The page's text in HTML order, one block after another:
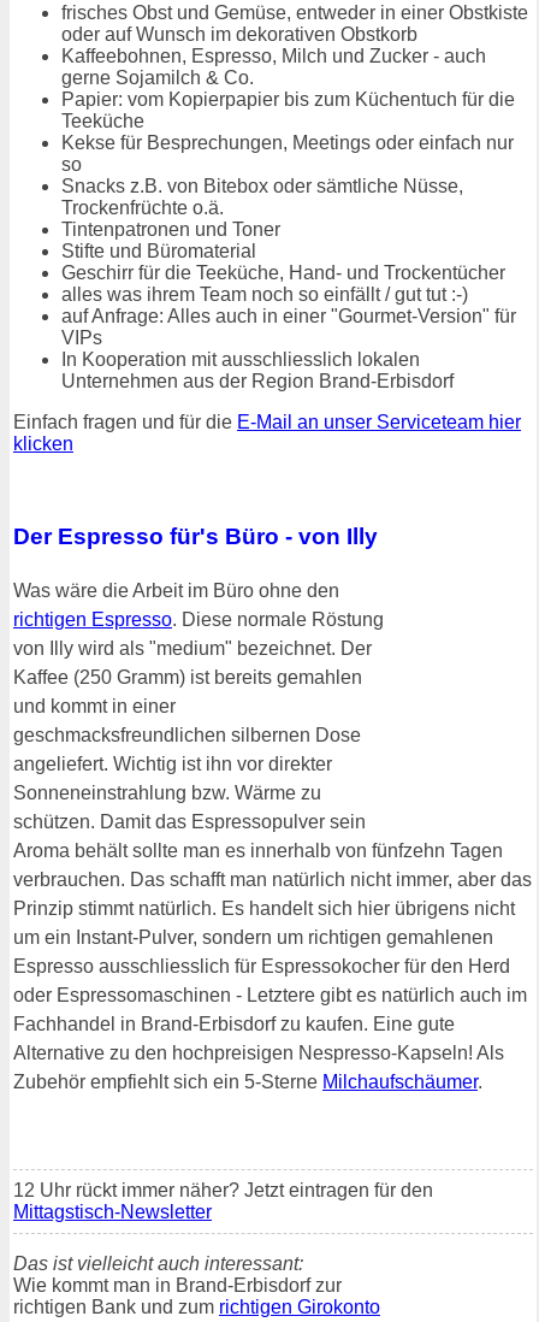
frisches Obst und Gemüse, entweder in einer Obstkiste
oder auf Wunsch im dekorativen Obstkorb
Kaffeebohnen, Espresso, Milch und Zucker - auch
gerne Sojamilch & Co.
Papier: vom Kopierpapier bis zum Küchentuch für die
Teeküche
Kekse für Besprechungen, Meetings oder einfach nur
so
Snacks z.B. von Bitebox oder sämtliche Nüsse,
Trockenfrüchte o.ä.
Tintenpatronen und Toner
Stifte und Büromaterial
Geschirr für die Teeküche, Hand- und Trockentücher
alles was ihrem Team noch so einfällt / gut tut :-)
auf Anfrage: Alles auch in einer "Gourmet-Version" für
VIPs
In Kooperation mit ausschliesslich lokalen
Unternehmen aus der Region Brand-Erbisdorf
Einfach fragen und für die E-Mail an unser Serviceteam hier
klicken
Der Espresso für's Büro - von Illy
Was wäre die Arbeit im Büro ohne den
richtigen Espresso. Diese normale Röstung
von Illy wird als "medium" bezeichnet. Der
Kaffee (250 Gramm) ist bereits gemahlen
und kommt in einer
geschmacksfreundlichen silbernen Dose
angeliefert. Wichtig ist ihn vor direkter
Sonneneinstrahlung bzw. Wärme zu
schützen. Damit das Espressopulver sein
Aroma behält sollte man es innerhalb von fünfzehn Tagen
verbrauchen. Das schafft man natürlich nicht immer, aber das
Prinzip stimmt natürlich. Es handelt sich hier übrigens nicht
um ein Instant-Pulver, sondern um richtigen gemahlenen
Espresso ausschliesslich für Espressokocher für den Herd
oder Espressomaschinen - Letztere gibt es natürlich auch im
Fachhandel in Brand-Erbisdorf zu kaufen. Eine gute
Alternative zu den hochpreisigen Nespresso-Kapseln! Als
Zubehör empfiehlt sich ein 5-Sterne Milchaufschäumer.
12 Uhr rückt immer näher? Jetzt eintragen für den
Mittagstisch-Newsletter
Das ist vielleicht auch interessant:
Wie kommt man in Brand-Erbisdorf zur
richtigen Bank und zum richtigen Girokonto